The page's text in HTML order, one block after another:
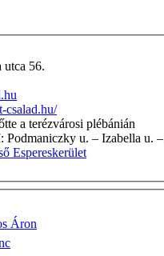
utca 56.
csalad.hu/
tól, előtte a terézvárosi plébánián
A PLÉBÁNIA HATÁRAI: Podmaniczky
Espereskerület
Áron